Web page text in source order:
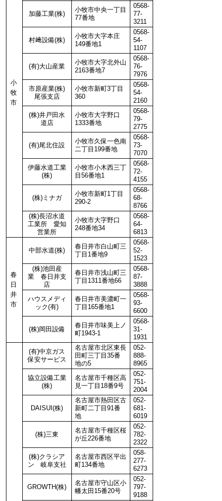
小
牧
市
加藤工業(株)
小牧市中央一丁目
77番地
0568-
77-
3211
村﨑設備(株)
小牧市大字本庄
149番地1
0568-
54-
1107
(有)大山産業
小牧市大字北外山
2163番地7
0568-
76-
7976
市原産業(株)
尾張支店
小牧市新町3丁目
360
0568-
54-
2160
(株)井戸田水
道店
小牧市大字野口
1333番地
0568-
79-
2775
(有)尾北住設
小牧市久保一色南
二丁目199番地
0568-
73-
7070
伊藤水道工業
(株)
小牧市小木西三丁
目56番地1
0568-
72-
4155
(株)ミナガ
小牧市新町1丁目
290-2
0568-
68-
8766
(株)長沼水道
工業所 愛知
営業所
小牧市大字野口
248番地34
0568-
64-
6813
春
日
井
市
中部水道(株)
春日井市白山町三
丁目1番地9
0568-
52-
1523
(株)池田産
業 春日井支
店
春日井市浅山町三
丁目1311番地66
0568-
87-
3888
ハウスメディ
ック(有)
春日井市美濃町一
丁目165番地1
0568-
93-
6600
(株)岡田設備
春日井市味美上ノ
町1943-1
0568-
31-
1931
(有)中京ガス
保安サービス
名古屋市北区東長
田町三丁目35番
地の5
052-
888-
8965
協立設備工業
(株)
名古屋市千種区高
見一丁目18番9号
052-
751-
2004
DAISUI(株)
名古屋市熱田区古
新町二丁目91番
地
052-
681-
6019
(株)三東
名古屋市千種区桜
が丘226番地
052-
782-
2322
(株)クラシア
ン 岐阜支社
名古屋市西区平出
町134番地
058-
277-
6273
GROWTH(株)
名古屋市守山区小
幡太田15番20号
052-
797-
9188